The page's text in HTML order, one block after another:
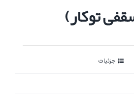
توکار)
جزئیات